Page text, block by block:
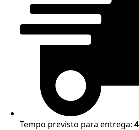
Tempo previsto para entrega: